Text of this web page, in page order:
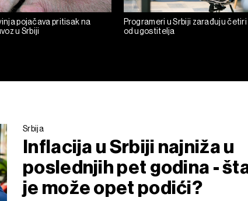
pojačava pritisak na
u Srbiji
Programeri u Srbiji zarađuju
od ugostitelja
Srbija
Inflacija u Srbiji najniža u
poslednjih pet godina -
je može opet podići?